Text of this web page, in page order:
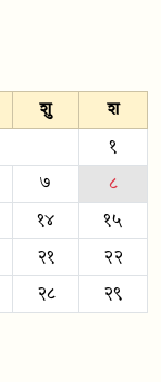
शु श
१
७ ८
१४ १५
२१ २२
२८ २९